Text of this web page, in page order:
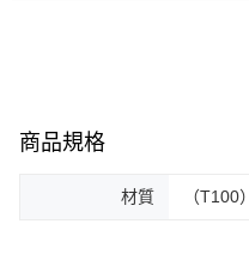
商品規格
材質 （T100）